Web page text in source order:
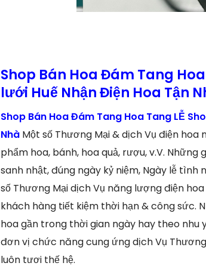
Shop Bán Hoa Đám Tang
lưới Huế Nhận Điện Hoa Tận
Shop Bán Hoa Đám Tang Hoa Tang LỄ
Nhà Một số Thương Mại & dịch Vụ điện
phẩm hoa, bánh, hoa quả, rượu, v.V.
sanh nhật, đúng ngày kỷ niệm, Ngày lễ
số Thương Mại dịch Vụ năng lượng điện
khách hàng tiết kiệm thời hạn & công sức.
hoa gần trong thời gian ngày hay theo nhu
đơn vị chức năng cung ứng dịch Vụ
luôn tươi thế hệ.